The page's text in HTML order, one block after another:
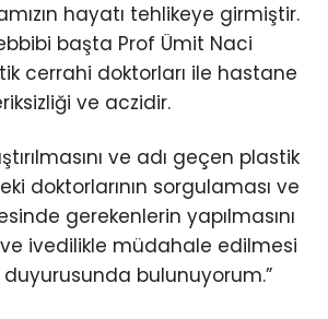
hayatı tehlikeye girmiştir.
başta Prof Ümit Naci
cerrahi doktorları ile hastane
ve aczidir.
ve adı geçen plastik
doktorlarının sorgulaması ve
gerekenlerin yapılmasını
ivedilikle müdahale edilmesi
bulunuyorum.”